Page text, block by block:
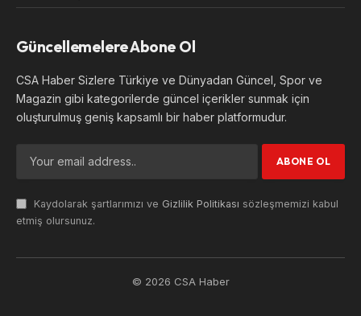
Güncellemelere Abone Ol
CSA Haber Sizlere Türkiye ve Dünyadan Güncel, Spor ve
Magazin gibi kategorilerde güncel içerikler sunmak için
oluşturulmuş geniş kapsamlı bir haber platformudur.
Kaydolarak şartlarımızı ve Gizlilik Politikası sözleşmemizi kabul
etmiş olursunuz.
© 2026 CSA Haber